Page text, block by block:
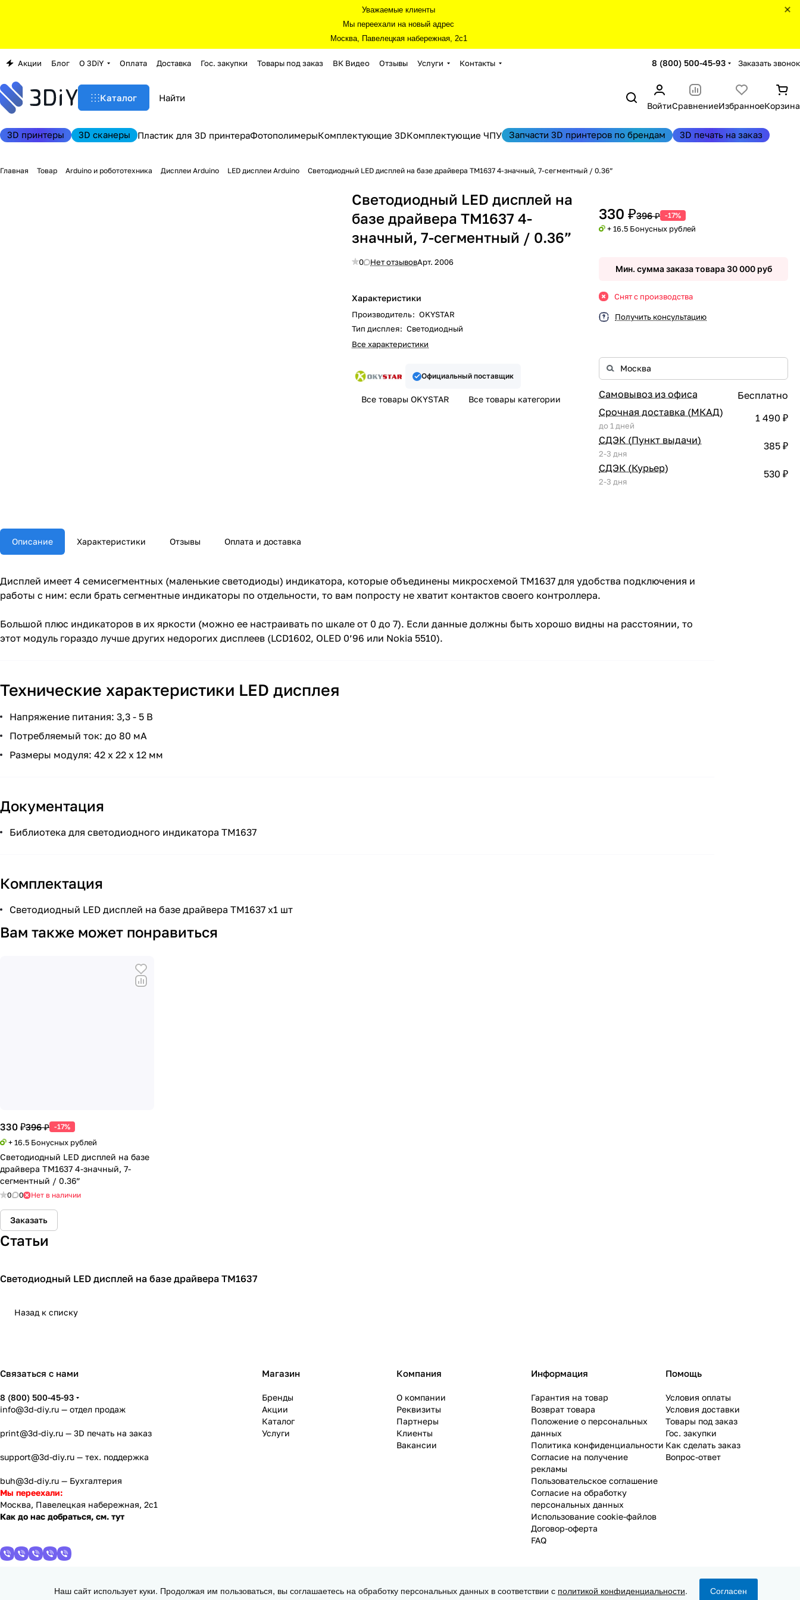
Уважаемые клиенты
Мы переехали на новый адрес
Москва, Павелецкая набережная, 2с1
Акции Блог О 3DiY Оплата Доставка Гос. закупки Товары под заказ ВК Видео Отзывы Услуги Контакты 8 (800) 500-45-93 Заказать звонок
Каталог
ВойтиСравнениеИзбранноеКорзина
3D принтеры 3D сканеры Пластик для 3D принтераФотополимерыКомплектующие 3DКомплектующие ЧПУ Запчасти 3D принтеров по брендам 3D печать на заказ
Главная Товар Arduino и робототехника Дисплеи Arduino LED дисплеи Arduino Светодиодный LED дисплей на базе драйвера TM1637 4-значный, 7-сегментный / 0.36”
Светодиодный LED дисплей на
базе драйвера TM1637 4-
значный, 7-сегментный / 0.36”
0 Нет отзывовАрт.2006
Характеристики
Производитель: OKYSTAR
Тип дисплея: Светодиодный
Все характеристики
Официальный поставщик
Все товары OKYSTAR Все товары категории
330 ₽396 ₽ -17%
+ 16.5 Бонусных рублей
Мин. сумма заказа товара 30 000 руб
Снят с производства
Получить консультацию
Самовывоз из офиса
Бесплатно
Срочная доставка (МКАД)
до 1 дней
1 490 ₽
СДЭК (Пункт выдачи)
2-3 дня
385 ₽
СДЭК (Курьер)
2-3 дня
530 ₽
Описание Характеристики Отзывы Оплата и доставка
Дисплей имеет 4 семисегментных (маленькие светодиоды) индикатора, которые объединены микросхемой TM1637 для удобства подключения и
работы с ним: если брать сегментные индикаторы по отдельности, то вам попросту не хватит контактов своего контроллера.
Большой плюс индикаторов в их яркости (можно ее настраивать по шкале от 0 до 7). Если данные должны быть хорошо видны на расстоянии, то
этот модуль гораздо лучше других недорогих дисплеев (LCD1602, OLED 0’96 или Nokia 5510).
Технические характеристики LED дисплея
Напряжение питания: 3,3 - 5 В
Потребляемый ток: до 80 мА
Размеры модуля: 42 x 22 x 12 мм
Документация
Библиотека для светодиодного индикатора TM1637
Комплектация
Светодиодный LED дисплей на базе драйвера TM1637 x1 шт
Вам также может понравиться
330 ₽396 ₽ -17%
+ 16.5 Бонусных рублей
Светодиодный LED дисплей на базе
драйвера TM1637 4-значный, 7-
сегментный / 0.36”
0 0 Нет в наличии
Заказать
Статьи
Дисплеи
Светодиодный LED дисплей на базе драйвера TM1637
Назад к списку
Связаться с нами
8 (800) 500-45-93
info@3d-diy.ru — отдел продаж
print@3d-diy.ru — 3D печать на заказ
support@3d-diy.ru — тех. поддержка
buh@3d-diy.ru — Бухгалтерия
Мы переехали:
Москва, Павелецкая набережная, 2с1
Как до нас добраться, см. тут
Магазин
Бренды
Акции
Каталог
Услуги
Компания
О компании
Реквизиты
Партнеры
Клиенты
Вакансии
Информация
Гарантия на товар
Возврат товара
Положение о персональных
данных
Политика конфиденциальности
Согласие на получение
рекламы
Пользовательское соглашение
Согласие на обработку
персональных данных
Использование cookie-файлов
Договор-оферта
FAQ
Помощь
Условия оплаты
Условия доставки
Товары под заказ
Гос. закупки
Как сделать заказ
Вопрос-ответ
2013 - 2026 © 3DiY (Тридиай) - интернет-магазин комплектующих для 3D принтеров, ЧПУ станков и робототехники Конфиденциальность
Наш сайт использует куки. Продолжая им пользоваться, вы соглашаетесь на обработку персональных данных в соответствии с политикой конфиденциальности. Согласен